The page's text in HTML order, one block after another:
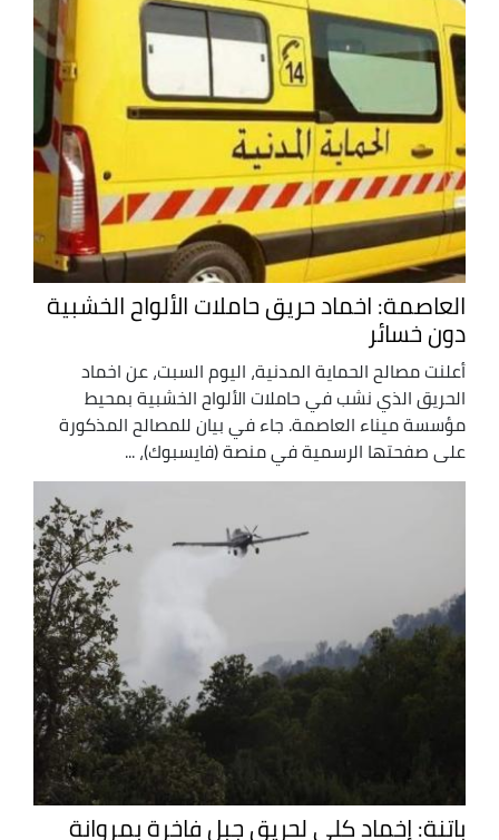
العاصمة: اخماد حريق حاملات الألواح الخشبية
دون خسائر
أعلنت مصالح الحماية المدنية، اليوم السبت، عن اخماد
الحريق الذي نشب في حاملات الألواح الخشبية بمحيط
مؤسسة ميناء العاصمة. جاء في بيان للمصالح المذكورة
على صفحتها الرسمية في منصة (فايسبوك)، ...
باتنة: إخماد كلي لحريق جبل فاخرة بمروانة